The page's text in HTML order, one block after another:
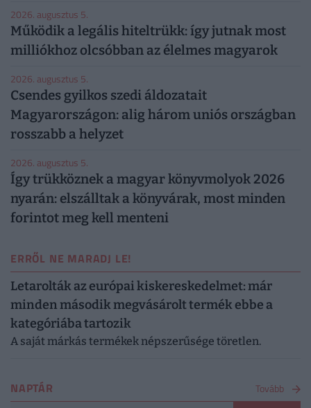
2026. augusztus 5.
Működik a legális hiteltrükk: így jutnak most
milliókhoz olcsóbban az élelmes magyarok
2026. augusztus 5.
Csendes gyilkos szedi áldozatait
Magyarországon: alig három uniós országban
rosszabb a helyzet
2026. augusztus 5.
Így trükköznek a magyar könyvmolyok 2026
nyarán: elszálltak a könyvárak, most minden
forintot meg kell menteni
ERRŐL NE MARADJ LE!
Letarolták az európai kiskereskedelmet: már
minden második megvásárolt termék ebbe a
kategóriába tartozik
A saját márkás termékek népszerűsége töretlen.
NAPTÁR Tovább